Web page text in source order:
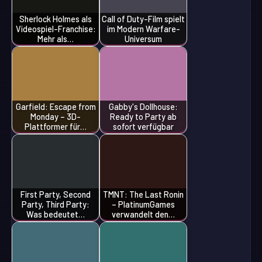
Sherlock Holmes als
Videospiel-Franchise:
Mehr als…
Call of Duty-Film spielt
im Modern Warfare-
Universum
Garfield: Escape from
Monday – 3D-
Plattformer für…
Gabby's Dollhouse:
Ready to Party ab
sofort verfügbar
First Party, Second
Party, Third Party:
Was bedeutet…
TMNT: The Last Ronin
– PlatinumGames
verwandelt den…